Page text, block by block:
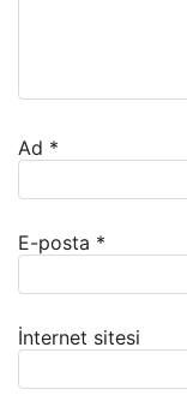
Ad *
E-posta *
İnternet sitesi